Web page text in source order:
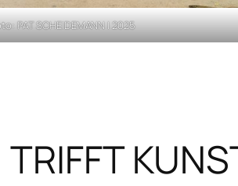
PAT SCHEIDEMANN | 2025
TRIFFT